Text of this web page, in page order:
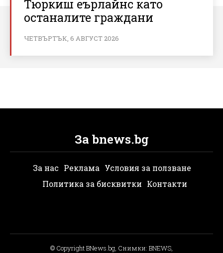
Тюркиш еърлайнс като
останалите граждани
ЧЕТВЪРТЪК, 6 АВГУСТ 2026
За bnews.bg
За нас Реклама Условия за ползване
Политика за бисквитки Контакти
© Copyright BNews.bg, Снимки: BNEWS,